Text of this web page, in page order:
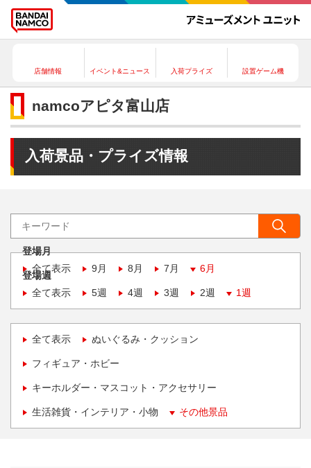
店舗情報 イベント&ニュース 入荷プライズ 設置ゲーム機
namcoアピタ富山店
入荷景品・プライズ情報
登場月
全て表示
9月 8月 7月 6月
登場週
全て表示
5週 4週 3週 2週 1週
全て表示 ぬいぐるみ・クッション
フィギュア・ホビー
キーホルダー・マスコット・アクセサリー
生活雑貨・インテリア・小物 その他景品